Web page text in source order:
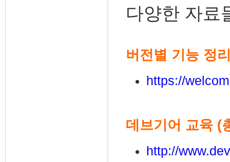
다양한 자료
버전별 기능 정
https://
데브기어 교육 (
http://